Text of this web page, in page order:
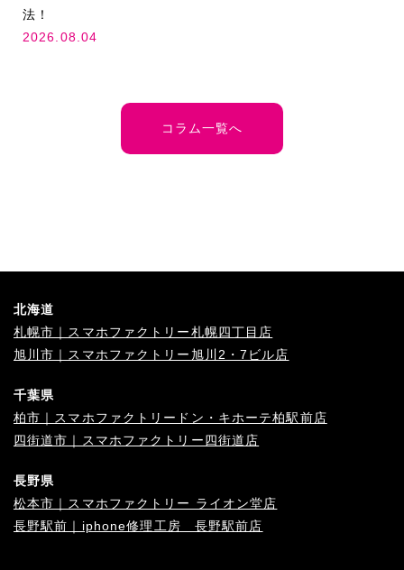
法！
2026.08.04
コラム一覧へ
北海道
札幌市｜スマホファクトリー札幌四丁目店
旭川市｜スマホファクトリー旭川2・7ビル店
千葉県
柏市｜スマホファクトリードン・キホーテ柏駅前店
四街道市｜スマホファクトリー四街道店
長野県
松本市｜スマホファクトリー ライオン堂店
長野駅前｜iphone修理工房 長野駅前店